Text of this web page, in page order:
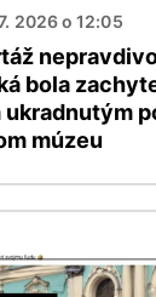
2026 o 12:05
bola
múzeu